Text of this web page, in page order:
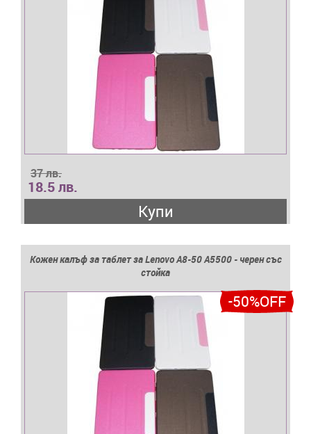
37 лв.
18.5 лв.
Купи
Кожен калъф за таблет за Lenovo A8-50 A5500 - черен със
стойка
-50%OFF